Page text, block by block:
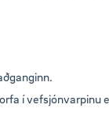
í vefsjónvarpinu